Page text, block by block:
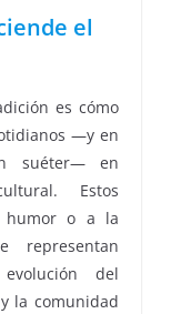
el
es cómo
—y en
suéter— en
Estos
humor o a la
representan
del
la comunidad